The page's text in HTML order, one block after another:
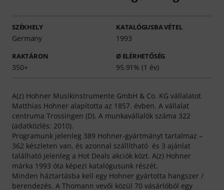
SZÉKHELY
Germany
KATALÓGUSBA VÉTEL
1993
RAKTÁRON
350+
Ø ELÉRHETŐSÉG
95.91% (1 év)
A(z) Hohner Musikinstrumente GmbH & Co. KG vállalatot
Matthias Hohner alapította az 1857. évben. A vállalat
centruma Trossingen (D). A munkavállalók száma 322
(adatközlés: 2010).
Programunk jelenleg 389 Hohner-gyártmányt tartalmaz –
362 készleten van, és azonnal szállítható és 3 ajánlat
található jelenleg a Hot Deals akciók közt. A(z) Hohner
márka 1993 óta képezi katalógusunk részét.
Minden háztartásba kell egy Hohner gyártotta hangszer /
berendezés. A Thomann vevői közül 70 vásárlóból egy